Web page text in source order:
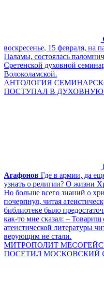
воскресенье, 15 февраля, на
Паламы, состоялась
Сретенской духовной
Волоколамской.
АНТОЛОГИЯ
ПОСТУПАЛ В
Агафонов Где в армии, да
узнать о религии? О жизни
Но больше всего знаний о
почерпнул, читая
библиотеке было
как-то мне сказал: –
атеистической литературы
верующим не стали.
МИТРОПОЛИТ
ПОСЕТИЛ МОСКОВСКИЙ